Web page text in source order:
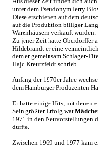
unter dem Pseudonym Jerry
Diese erschienen auf dem
auf die Produktion billiger
Warenhäusern verkauft wurden.
Zu jener Zeit hatte Oberdörffer
Hildebrandt er eine
dem er gemeinsam Schlager-
Hajo Kreutzfeldt schrieb.
Anfang der 1970er Jahre
dem Hamburger Produzenten
Er hatte einige Hits, mit denen
Sein größter Erfolg war
1971 in den Neuvorstellungen
durfte.
Zwischen 1969 und 1977 kam